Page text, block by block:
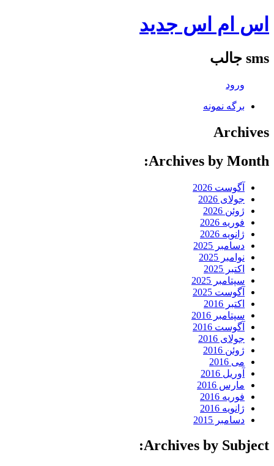
اس ام اس جدید
sms جالب
ورود
برگه نمونه
Archives
Archives by Month:
آگوست 2026
جولای 2026
ژوئن 2026
فوریه 2026
ژانویه 2026
دسامبر 2025
نوامبر 2025
اکتبر 2025
سپتامبر 2025
آگوست 2025
اکتبر 2016
سپتامبر 2016
آگوست 2016
جولای 2016
ژوئن 2016
می 2016
آوریل 2016
مارس 2016
فوریه 2016
ژانویه 2016
دسامبر 2015
Archives by Subject: